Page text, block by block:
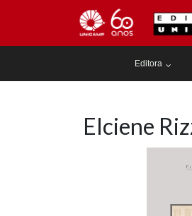
Editora
Elciene